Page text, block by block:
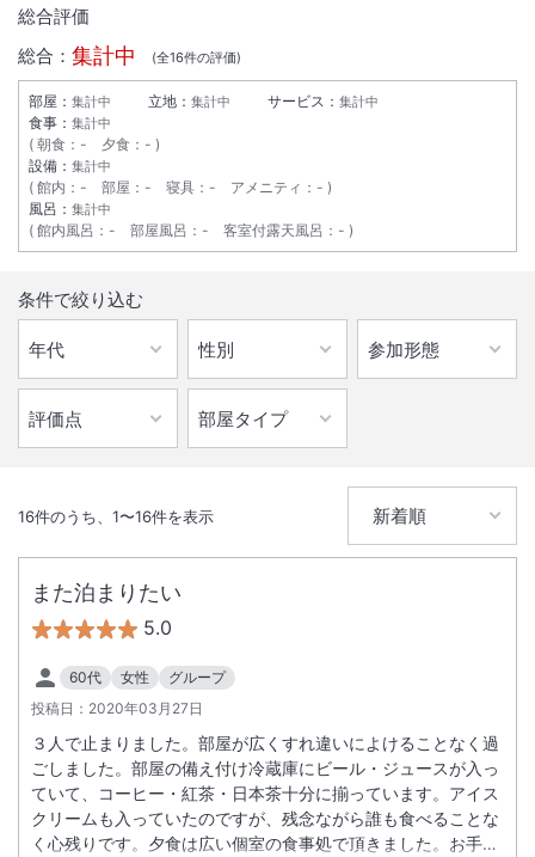
総合評価
総合： 集計中 (全16件の評価)
部屋： 集計中 立地： 集計中 サービス： 集計中
食事： 集計中
朝食 ： - 夕食 ： -
設備： 集計中
館内 ： - 部屋 ： - 寝具 ： - アメニティ ： -
風呂： 集計中
館内風呂 ： - 部屋風呂 ： - 客室付露天風呂 ： -
条件で絞り込む
16件のうち、 1〜16件を表示
また泊まりたい
5.0
60代 女性
グループ
投稿日： 2020年03月27日
３人で止まりました。部屋が広くすれ違いによけることなく過
ごしました。部屋の備え付け冷蔵庫にビール・ジュースが入っ
ていて、コーヒー・紅茶・日本茶十分に揃っています。アイス
クリームも入っていたのですが、残念ながら誰も食べることな
く心残りです。夕食は広い個室の食事処で頂きました。お手軽